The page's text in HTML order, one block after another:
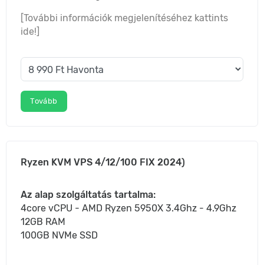
[További információk megjelenítéséhez kattints
ide!]
Tovább
Ryzen KVM VPS 4/12/100 FIX 2024)
Az alap szolgáltatás tartalma:
4core vCPU - AMD Ryzen 5950X 3.4Ghz - 4.9Ghz
12GB RAM
100GB NVMe SSD